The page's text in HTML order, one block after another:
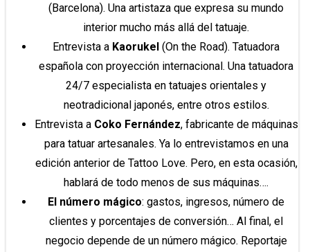
(Barcelona). Una artistaza que expresa su mundo
interior mucho más allá del tatuaje.
Entrevista a Kaorukel (On the Road). Tatuadora
española con proyección internacional. Una tatuadora
24/7 especialista en tatuajes orientales y
neotradicional japonés, entre otros estilos.
Entrevista a Coko Fernández, fabricante de máquinas
para tatuar artesanales. Ya lo entrevistamos en una
edición anterior de Tattoo Love. Pero, en esta ocasión,
hablará de todo menos de sus máquinas….
El número mágico: gastos, ingresos, número de
clientes y porcentajes de conversión… Al final, el
negocio depende de un número mágico. Reportaje